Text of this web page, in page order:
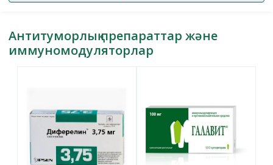
Антитуморлық препараттар және
иммуномодуляторлар